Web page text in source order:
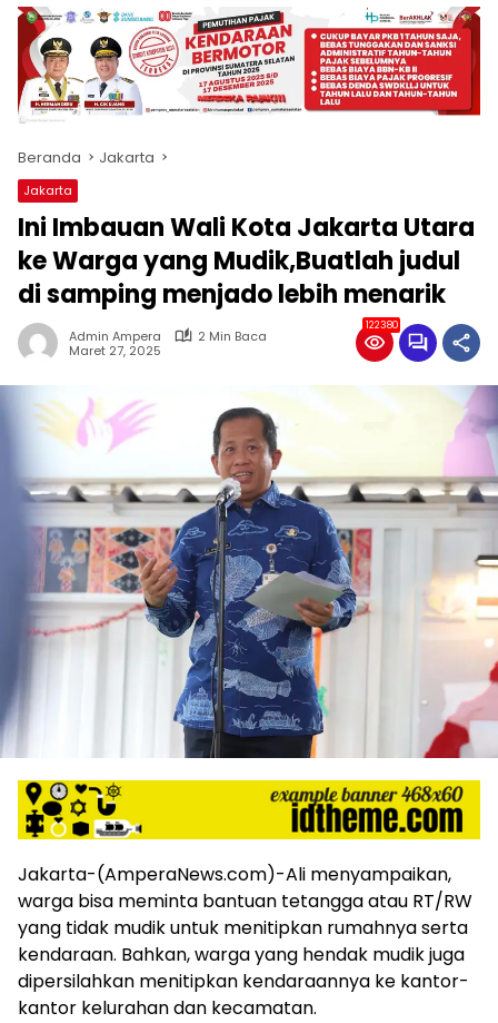
produk
antara
lain
mampu
menjadi
komunikasi
usaha
(beriklan),
fokus
pada
pemberitaan
nasional
maupun
international,
dan
dinamis,
kisaran
harga
iklan
yang
relatif
lebih
murah
maupun
desain
Koran
dan
media
siber
lebih
eksklusif,
bergaya
trendi,
mengandung
Beranda Jakarta
Jakarta
Ini Imbauan Wali Kota Jakarta Utara
ke Warga yang Mudik,Buatlah judul
di samping menjado lebih menarik
Admin Ampera
2 Min Baca
Maret 27, 2025
122380
Jakarta-(AmperaNews.com)-Ali menyampaikan,
warga bisa meminta bantuan tetangga atau RT/RW
yang tidak mudik untuk menitipkan rumahnya serta
kendaraan. Bahkan, warga yang hendak mudik juga
dipersilahkan menitipkan kendaraannya ke kantor-
kantor kelurahan dan kecamatan.